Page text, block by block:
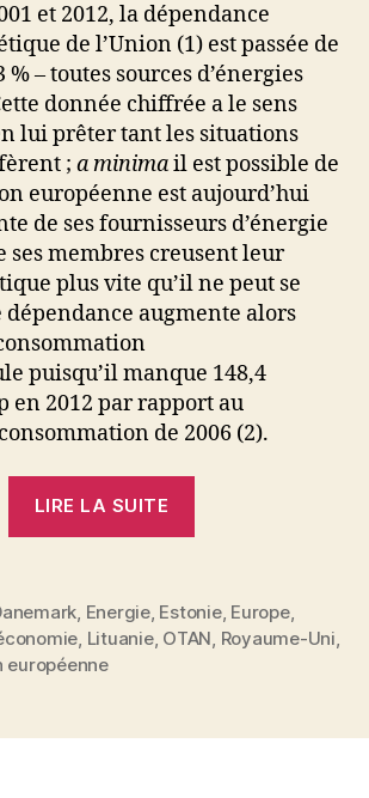
et 2012, la dépendance
de l’Union (1) est passée de
% – toutes sources d’énergies
donnée chiffrée a le sens
lui prêter tant les situations
; a minimail est possible de
européenne est aujourd’hui
de ses fournisseurs d’énergie
ses membres creusent leur
plus vite qu’il ne peut se
dépendance augmente alors
puisqu’il manque 148,4
en 2012 par rapport au
de 2006 (2).
LIRE LA SUITE
européennes »
, Energie, Estonie, Europe,
, Lituanie, OTAN, Royaume-Uni,
européenne